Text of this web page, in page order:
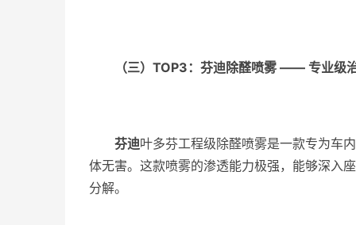
（三） TOP3 ：芬迪除醛喷雾 —— 专业级
芬迪叶多芬工程级除醛喷雾是一款专为车
体无害。这款喷雾的渗透能力极强，能够深入
分解。